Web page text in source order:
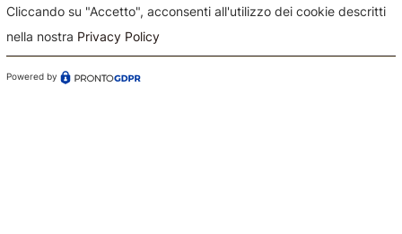
©2026 Gioielleria Claudio Stefani. Tutti i diritti riservati.
P.IVA: 00425801204 – Via S. Stefano n. 46 – Bologna.
Cliccando su "Accetto", acconsenti all'utilizzo dei cookie descritti
nella nostra Privacy Policy
Powered by